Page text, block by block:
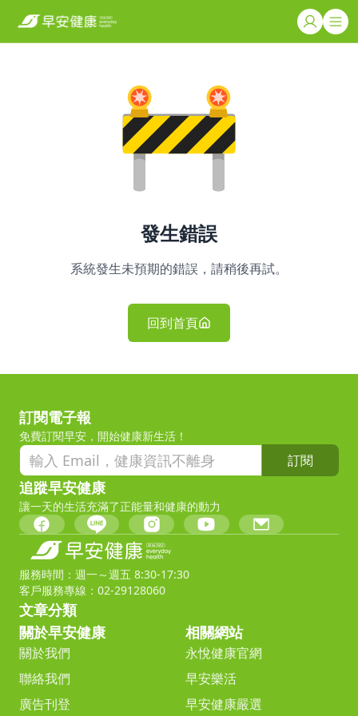
發生錯誤
系統發生未預期的錯誤，請稍後再試。
回到首頁
訂閱電子報
免費訂閱早安，開始健康新生活！
訂閱
追蹤早安健康
讓一天的生活充滿了正能量和健康的動力
服務時間：週一～週五 8:30-17:30
客戶服務專線：02-29128060
文章分類
關於早安健康
關於我們
聯絡我們
廣告刊登
相關網站
永悅健康官網
早安樂活
早安健康嚴選